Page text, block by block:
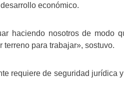
económico.
haciendo nosotros de modo
terreno para trabajar», sostuvo.
requiere de seguridad jurídica